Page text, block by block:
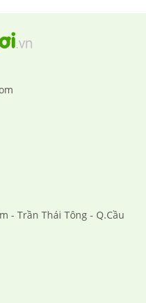
- Trần Thái Tông - Q.Cầu